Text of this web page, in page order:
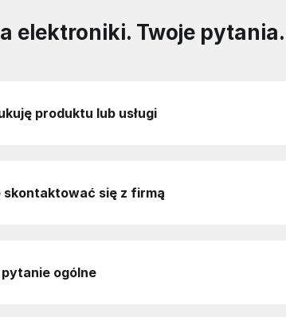
elektroniki. Twoje pytania.
produktu lub usługi
skontaktować się z firmą
pytanie ogólne